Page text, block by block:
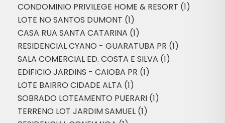
CONDOMINIO PRIVILEGE HOME & RESORT (1)
LOTE NO SANTOS DUMONT (1)
CASA RUA SANTA CATARINA (1)
RESIDENCIAL CYANO - GUARATUBA PR (1)
SALA COMERCIAL ED. COSTA E SILVA (1)
EDIFICIO JARDINS - CAIOBA PR (1)
LOTE BAIRRO CIDADE ALTA (1)
SOBRADO LOTEAMENTO PUERARI (1)
TERRENO LOT JARDIM SAMUEL (1)